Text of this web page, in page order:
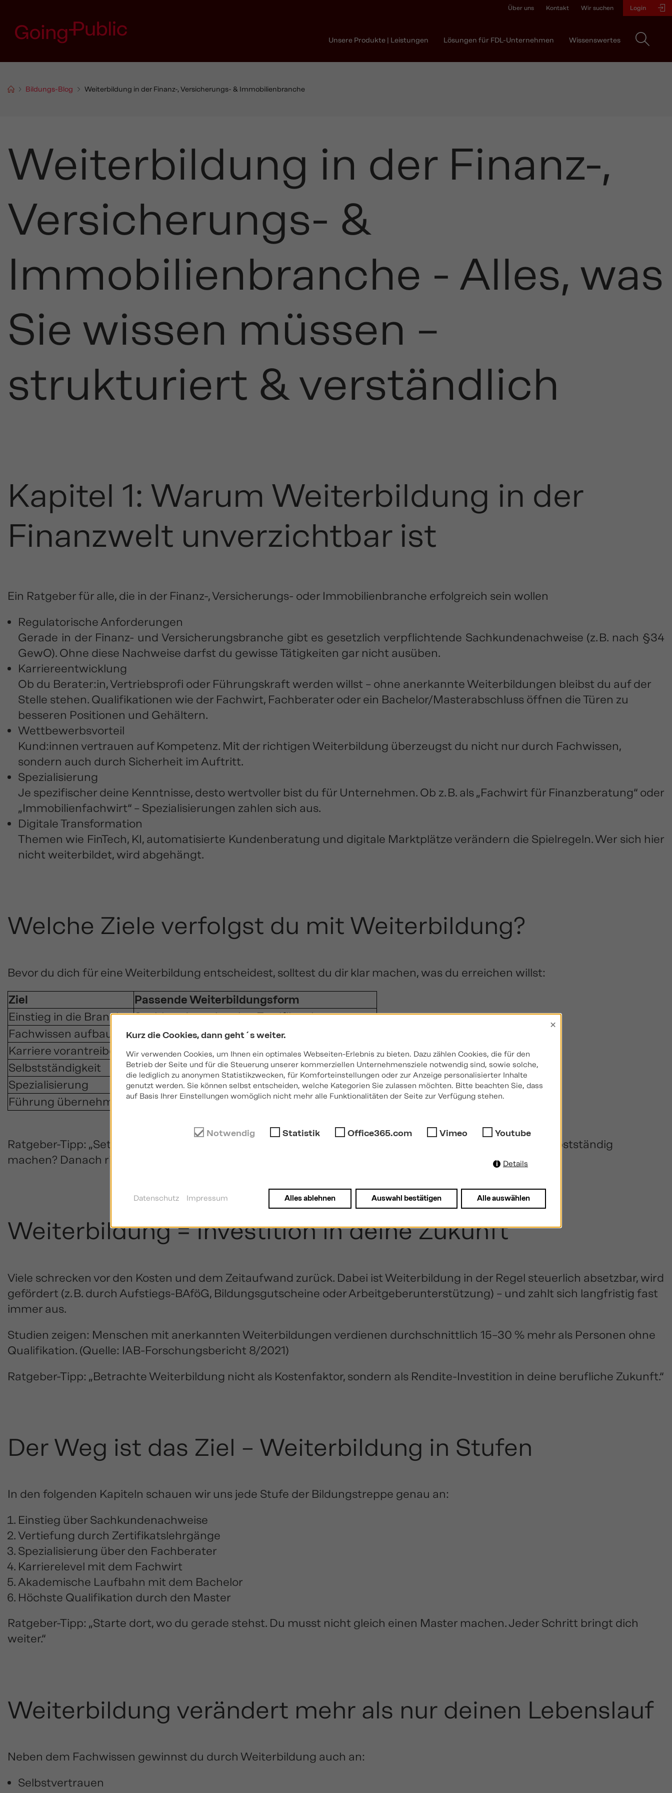
Über uns Kontakt Wir suchen Login
Unsere Produkte | Leistungen Lösungen für FDL-Unternehmen Wissenswertes
Bildungs-Blog Weiterbildung in der Finanz-, Versicherungs- & Immobilienbranche
Weiterbildung in der Finanz-,
Versicherungs- &
Immobilienbranche - Alles, was
Sie wissen müssen –
strukturiert & verständlich
Kapitel 1: Warum Weiterbildung in der
Finanzwelt unverzichtbar ist
Ein Ratgeber für alle, die in der Finanz-, Versicherungs- oder Immobilienbranche erfolgreich sein wollen
Regulatorische Anforderungen
Gerade in der Finanz- und Versicherungsbranche gibt es gesetzlich verpflichtende Sachkundenachweise (z. B. nach §34
GewO). Ohne diese Nachweise darfst du gewisse Tätigkeiten gar nicht ausüben.
Karriereentwicklung
Ob du Berater:in, Vertriebsprofi oder Führungskraft werden willst – ohne anerkannte Weiterbildungen bleibst du auf der
Stelle stehen. Qualifikationen wie der Fachwirt, Fachberater oder ein Bachelor/Masterabschluss öffnen die Türen zu
besseren Positionen und Gehältern.
Wettbewerbsvorteil
Kund:innen vertrauen auf Kompetenz. Mit der richtigen Weiterbildung überzeugst du nicht nur durch Fachwissen,
sondern auch durch Sicherheit im Auftritt.
Spezialisierung
Je spezifischer deine Kenntnisse, desto wertvoller bist du für Unternehmen. Ob z. B. als „Fachwirt für Finanzberatung“ oder
„Immobilienfachwirt“ – Spezialisierungen zahlen sich aus.
Digitale Transformation
Themen wie FinTech, KI, automatisierte Kundenberatung und digitale Marktplätze verändern die Spielregeln. Wer sich hier
nicht weiterbildet, wird abgehängt.
Welche Ziele verfolgst du mit Weiterbildung?
Bevor du dich für eine Weiterbildung entscheidest, solltest du dir klar machen, was du erreichen willst:
Ziel
Passende Weiterbildungsform
Einstieg in die Branche Sachkundenachweise, Zertifikatskurse
Fachwissen aufbauen
Zertifikatslehrgänge, Fachberater
Karriere vorantreiben
Fachwirt, Bachelor, Master
Selbstständigkeit
Sachkunde + unternehmerisches Know-how
Spezialisierung
Fachberater, Fachwirt in Fachrichtung
Führung übernehmen
Bachelor/Master mit Leadership-Fokus
Ratgeber-Tipp: „Setze dir ein konkretes Ziel: Willst du deinen Job sichern, befördert werden oder dich selbstständig
machen? Danach richtet sich deine Weiterbildungsstrategie.“
Weiterbildung = Investition in deine Zukunft
Viele schrecken vor den Kosten und dem Zeitaufwand zurück. Dabei ist Weiterbildung in der Regel steuerlich absetzbar, wird
gefördert (z. B. durch Aufstiegs-BAföG, Bildungsgutscheine oder Arbeitgeberunterstützung) – und zahlt sich langfristig fast
immer aus.
Studien zeigen: Menschen mit anerkannten Weiterbildungen verdienen durchschnittlich 15–30 % mehr als Personen ohne
Qualifikation. (Quelle: IAB-Forschungsbericht 8/2021)
Ratgeber-Tipp: „Betrachte Weiterbildung nicht als Kostenfaktor, sondern als Rendite-Investition in deine berufliche Zukunft.“
Der Weg ist das Ziel – Weiterbildung in Stufen
In den folgenden Kapiteln schauen wir uns jede Stufe der Bildungstreppe genau an:
Einstieg über Sachkundenachweise
Vertiefung durch Zertifikatslehrgänge
Spezialisierung über den Fachberater
Karrierelevel mit dem Fachwirt
Akademische Laufbahn mit dem Bachelor
Höchste Qualifikation durch den Master
Ratgeber-Tipp: „Starte dort, wo du gerade stehst. Du musst nicht gleich einen Master machen. Jeder Schritt bringt dich
weiter.“
Weiterbildung verändert mehr als nur deinen Lebenslauf
Neben dem Fachwissen gewinnst du durch Weiterbildung auch an:
Selbstvertrauen
Kurz die Cookies, dann geht´s weiter.
×
Wir verwenden Cookies, um Ihnen ein optimales Webseiten-Erlebnis zu bieten. Dazu zählen Cookies, die für den
Betrieb der Seite und für die Steuerung unserer kommerziellen Unternehmensziele notwendig sind, sowie solche,
die lediglich zu anonymen Statistikzwecken, für Komforteinstellungen oder zur Anzeige personalisierter Inhalte
genutzt werden. Sie können selbst entscheiden, welche Kategorien Sie zulassen möchten. Bitte beachten Sie, dass
auf Basis Ihrer Einstellungen womöglich nicht mehr alle Funktionalitäten der Seite zur Verfügung stehen.
Notwendig Statistik Office365.com Vimeo Youtube
Details
Alles ablehnen Auswahl bestätigen Alle auswählen
Datenschutz Impressum